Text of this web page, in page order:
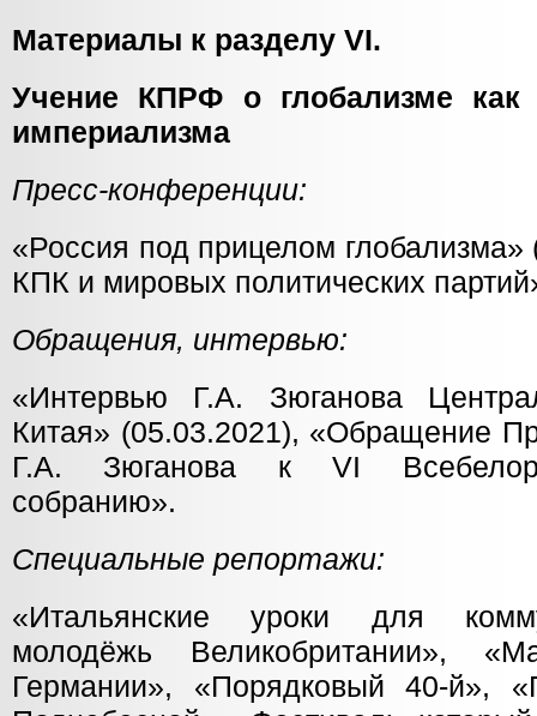
Материалы к разделу VI.
Учение КПРФ о глобализме как
империализма
Пресс-конференции:
«Россия под прицелом
КПК и мировых политических
Обращения, интервью:
«Интервью Г.А. Зюганова
Китая» (05.03.2021), «Обращение
Г.А. Зюганова к VI
собранию».
Специальные репортажи:
«Итальянские уроки для
молодёжь Великобритании»,
Германии», «Порядковый 40-й»,